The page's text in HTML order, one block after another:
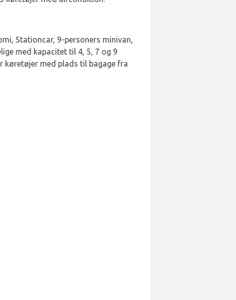
Stationcar, 9-personers minivan,
med kapacitet til 4, 5, 7 og 9
køretøjer med plads til bagage fra